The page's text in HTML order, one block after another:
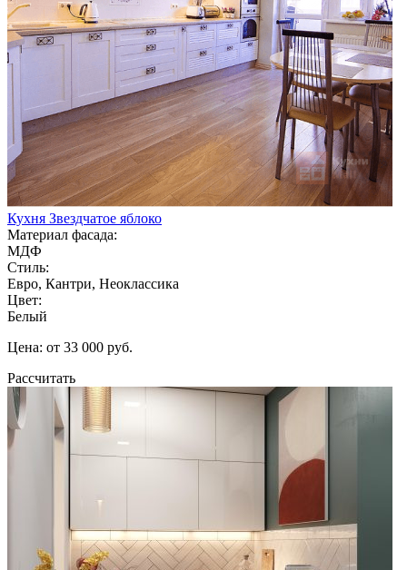
Кухня Звездчатое яблоко
Материал фасада:
МДФ
Стиль:
Евро, Кантри, Неоклассика
Цвет:
Белый
Цена: от 33 000 руб.
Рассчитать